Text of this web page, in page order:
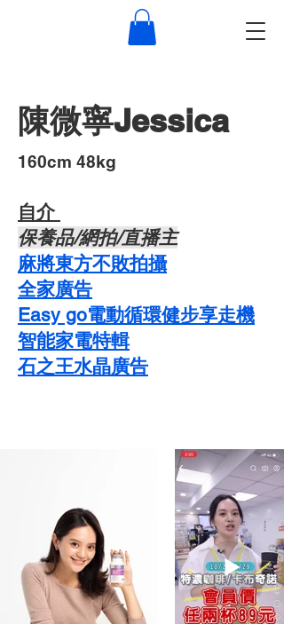
陳微寧Jessica
​160cm 48kg
自介 ​
​保養品/網拍/直播主
麻將東方不敗拍攝
​全家廣告
Easy go電動循環健步享走機
智能家電特輯
石之王水晶廣告